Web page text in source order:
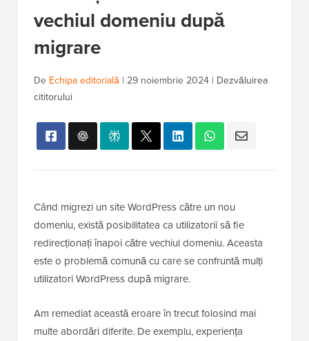
vechiul domeniu după
migrare
De Echipa editorială | 29 noiembrie 2024 | Dezvăluirea
cititorului
Când migrezi un site WordPress către un nou
domeniu, există posibilitatea ca utilizatorii să fie
redirecționați înapoi către vechiul domeniu. Aceasta
este o problemă comună cu care se confruntă mulți
utilizatori WordPress după migrare.
Am remediat această eroare în trecut folosind mai
multe abordări diferite. De exemplu, experiența